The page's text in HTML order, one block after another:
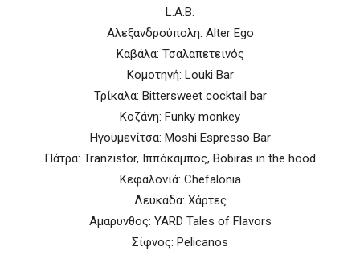
L.A.B.
Αλεξανδρούπολη: Αlter Ego
Καβάλα: Τσαλαπετεινός
Κομοτηνή: Louki Bar
Τρίκαλα: Bittersweet cocktail bar
Κοζάνη: Funky monkey
Ηγουμενίτσα: Moshi Espresso Bar
Πάτρα: Tranzistor, Ιππόκαμπος, Bobiras in the hood
Κεφαλονιά: Chefalonia
Λευκάδα: Χάρτες
Αμαρυνθος: YARD Tales of Flavors
Σίφνος: Pelicanos